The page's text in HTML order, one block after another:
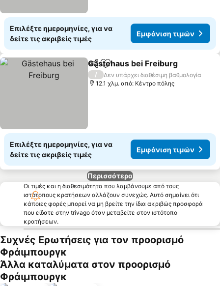
Επιλέξτε ημερομηνίες, για να
δείτε τις ακριβείς τιμές
Εμφάνιση τιμών
Κοινοποίηση
Προσθήκη στα αγαπημένα
Gästehaus bei Freiburg
/
Δεν υπάρχει διαθέσιμη βαθμολογία
12.1 χλμ. από: Κέντρο πόλης
Επιλέξτε ημερομηνίες, για να
δείτε τις ακριβείς τιμές
Εμφάνιση τιμών
Περισσότερα
Οι τιμές και η διαθεσιμότητα που λαμβάνουμε από τους
ιστότοπους κρατήσεων αλλάζουν συνεχώς. Αυτό σημαίνει ότι
κάποιες φορές μπορεί να μη βρείτε την ίδια ακριβώς προσφορά
που είδατε στην trivago όταν μεταβείτε στον ιστότοπο
κρατήσεων.
Συχνές Ερωτήσεις για τον προορισμό
Φράιμπουργκ
Άλλα καταλύματα στον προορισμό
Φράιμπουργκ